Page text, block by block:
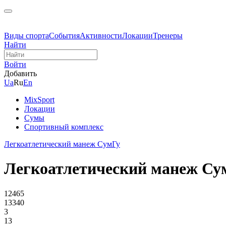
Виды спортаСобытияАктивностиЛокацииТренеры
Найти
Войти
Добавить
UaRuEn
MixSport
Локации
Сумы
Спортивный комплекс
Легкоатлетический манеж СумГу
Легкоатлетический манеж
12465
13340
3
13